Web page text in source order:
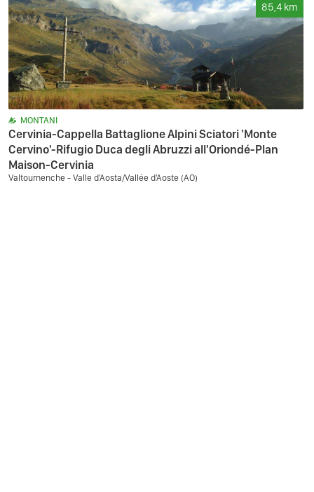
85,4 km
MONTANI
Cervinia-Cappella Battaglione Alpini Sciatori 'Monte
Cervino'-Rifugio Duca degli Abruzzi all'Oriondé-Plan
Maison-Cervinia
Valtournenche - Valle d'Aosta/Vallée d'Aoste (AO)